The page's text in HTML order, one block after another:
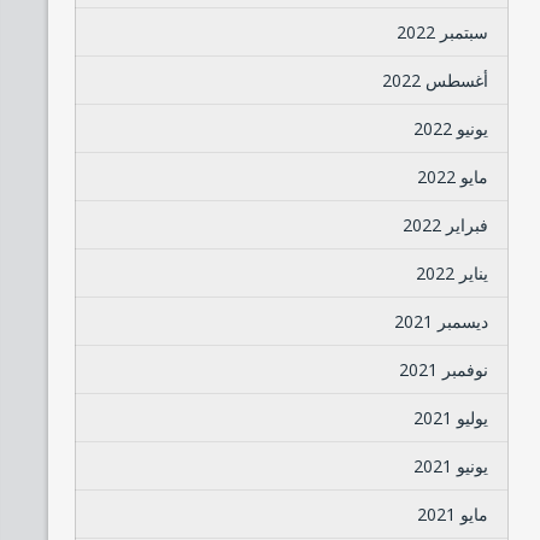
سبتمبر 2022
أغسطس 2022
يونيو 2022
مايو 2022
فبراير 2022
يناير 2022
ديسمبر 2021
نوفمبر 2021
يوليو 2021
يونيو 2021
مايو 2021